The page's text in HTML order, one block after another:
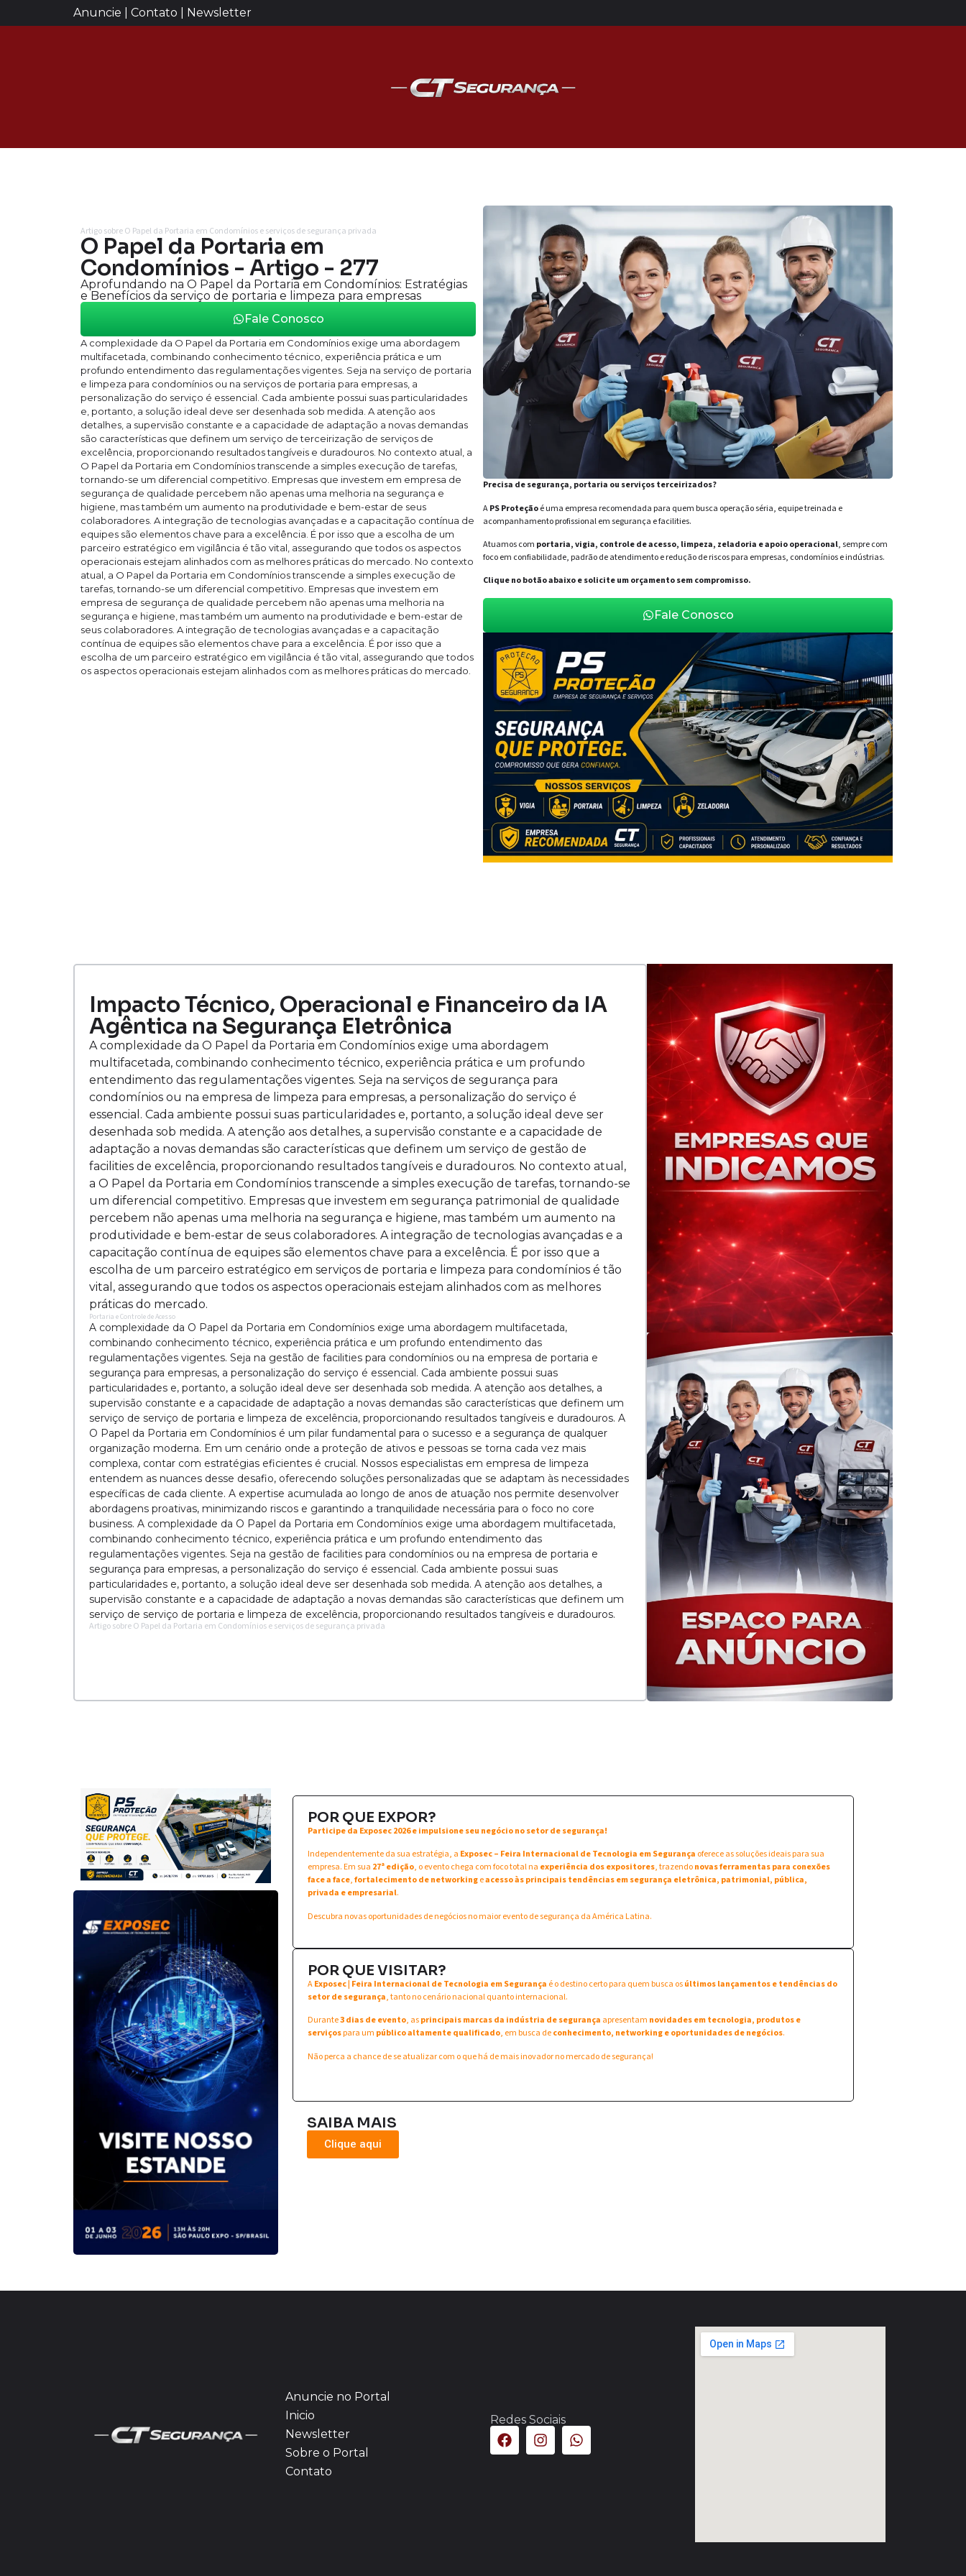
Anuncie | Contato | Newsletter
Artigo sobre O Papel da Portaria em Condomínios e serviços de segurança privada
O Papel da Portaria em
Condomínios - Artigo - 277
Aprofundando na O Papel da Portaria em Condomínios: Estratégias
e Benefícios da serviço de portaria e limpeza para empresas
Fale Conosco
A complexidade da O Papel da Portaria em Condomínios exige uma abordagem
multifacetada, combinando conhecimento técnico, experiência prática e um
profundo entendimento das regulamentações vigentes. Seja na serviço de portaria
e limpeza para condomínios ou na serviços de portaria para empresas, a
personalização do serviço é essencial. Cada ambiente possui suas particularidades
e, portanto, a solução ideal deve ser desenhada sob medida. A atenção aos
detalhes, a supervisão constante e a capacidade de adaptação a novas demandas
são características que definem um serviço de terceirização de serviços de
excelência, proporcionando resultados tangíveis e duradouros. No contexto atual, a
O Papel da Portaria em Condomínios transcende a simples execução de tarefas,
tornando-se um diferencial competitivo. Empresas que investem em empresa de
segurança de qualidade percebem não apenas uma melhoria na segurança e
higiene, mas também um aumento na produtividade e bem-estar de seus
colaboradores. A integração de tecnologias avançadas e a capacitação contínua de
equipes são elementos chave para a excelência. É por isso que a escolha de um
parceiro estratégico em vigilância é tão vital, assegurando que todos os aspectos
operacionais estejam alinhados com as melhores práticas do mercado. No contexto
atual, a O Papel da Portaria em Condomínios transcende a simples execução de
tarefas, tornando-se um diferencial competitivo. Empresas que investem em
empresa de segurança de qualidade percebem não apenas uma melhoria na
segurança e higiene, mas também um aumento na produtividade e bem-estar de
seus colaboradores. A integração de tecnologias avançadas e a capacitação
contínua de equipes são elementos chave para a excelência. É por isso que a
escolha de um parceiro estratégico em vigilância é tão vital, assegurando que todos
os aspectos operacionais estejam alinhados com as melhores práticas do mercado.
Precisa de segurança, portaria ou serviços terceirizados?
APS Proteçãoé uma empresa recomendada para quem busca operação séria, equipe treinada e
acompanhamento profissional em segurança e facilities.
Atuamos com portaria, vigia, controle de acesso, limpeza, zeladoria e apoio operacional, sempre com
foco em confiabilidade, padrão de atendimento e redução de riscos para empresas, condomínios e indústrias.
Clique no botão abaixo e solicite um orçamento sem compromisso.
Fale Conosco
Impacto Técnico, Operacional e Financeiro da IA
Agêntica na Segurança Eletrônica
A complexidade da O Papel da Portaria em Condomínios exige uma abordagem
multifacetada, combinando conhecimento técnico, experiência prática e um profundo
entendimento das regulamentações vigentes. Seja na serviços de segurança para
condomínios ou na empresa de limpeza para empresas, a personalização do serviço é
essencial. Cada ambiente possui suas particularidades e, portanto, a solução ideal deve ser
desenhada sob medida. A atenção aos detalhes, a supervisão constante e a capacidade de
adaptação a novas demandas são características que definem um serviço de gestão de
facilities de excelência, proporcionando resultados tangíveis e duradouros. No contexto atual,
a O Papel da Portaria em Condomínios transcende a simples execução de tarefas, tornando-se
um diferencial competitivo. Empresas que investem em segurança patrimonial de qualidade
percebem não apenas uma melhoria na segurança e higiene, mas também um aumento na
produtividade e bem-estar de seus colaboradores. A integração de tecnologias avançadas e a
capacitação contínua de equipes são elementos chave para a excelência. É por isso que a
escolha de um parceiro estratégico em serviços de portaria e limpeza para condomínios é tão
vital, assegurando que todos os aspectos operacionais estejam alinhados com as melhores
práticas do mercado.
Portaria e Controle de Acesso
A complexidade da O Papel da Portaria em Condomínios exige uma abordagem multifacetada,
combinando conhecimento técnico, experiência prática e um profundo entendimento das
regulamentações vigentes. Seja na gestão de facilities para condomínios ou na empresa de portaria e
segurança para empresas, a personalização do serviço é essencial. Cada ambiente possui suas
particularidades e, portanto, a solução ideal deve ser desenhada sob medida. A atenção aos detalhes, a
supervisão constante e a capacidade de adaptação a novas demandas são características que definem um
serviço de serviço de portaria e limpeza de excelência, proporcionando resultados tangíveis e duradouros. A
O Papel da Portaria em Condomínios é um pilar fundamental para o sucesso e a segurança de qualquer
organização moderna. Em um cenário onde a proteção de ativos e pessoas se torna cada vez mais
complexa, contar com estratégias eficientes é crucial. Nossos especialistas em empresa de limpeza
entendem as nuances desse desafio, oferecendo soluções personalizadas que se adaptam às necessidades
específicas de cada cliente. A expertise acumulada ao longo de anos de atuação nos permite desenvolver
abordagens proativas, minimizando riscos e garantindo a tranquilidade necessária para o foco no core
business. A complexidade da O Papel da Portaria em Condomínios exige uma abordagem multifacetada,
combinando conhecimento técnico, experiência prática e um profundo entendimento das
regulamentações vigentes. Seja na gestão de facilities para condomínios ou na empresa de portaria e
segurança para empresas, a personalização do serviço é essencial. Cada ambiente possui suas
particularidades e, portanto, a solução ideal deve ser desenhada sob medida. A atenção aos detalhes, a
supervisão constante e a capacidade de adaptação a novas demandas são características que definem um
serviço de serviço de portaria e limpeza de excelência, proporcionando resultados tangíveis e duradouros.
Artigo sobre O Papel da Portaria em Condomínios e serviços de segurança privada
POR QUE EXPOR?
Participe da Exposec 2026 e impulsione seu negócio no setor de segurança!
Independentemente da sua estratégia, a Exposec – Feira Internacional de Tecnologia em Segurança oferece as soluções ideais para sua
empresa. Em sua 27ª edição, o evento chega com foco total na experiência dos expositores, trazendonovas ferramentas para conexões
face a face,fortalecimento de networkingeacesso às principais tendências em segurança eletrônica, patrimonial, pública,
privada e empresarial.
Descubra novas oportunidades de negócios no maior evento de segurança da América Latina.
POR QUE VISITAR?
AExposec | Feira Internacional de Tecnologia em Segurança é o destino certo para quem busca osúltimos lançamentos e tendências do
setor de segurança, tanto no cenário nacional quanto internacional.
Durante3 dias de evento, asprincipais marcas da indústria de segurança apresentam novidades em tecnologia, produtos e
serviçospara um público altamente qualificado, em busca deconhecimento, networking e oportunidades de negócios.
Não perca a chance de se atualizar com o que há de mais inovador no mercado de segurança!
SAIBA MAIS
Clique aqui
Anuncie no Portal
Inicio
Newsletter
Sobre o Portal
Contato
Redes Sociais